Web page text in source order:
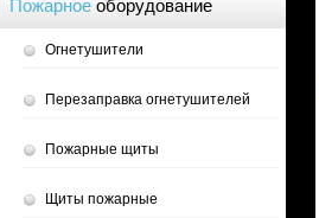
Пожарное оборудование
Огнетушители
Перезаправка огнетушителей
Пожарные щиты
Щиты пожарные